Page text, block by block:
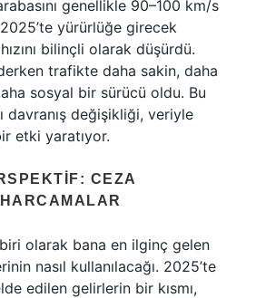
genellikle 90–100 km/s
yürürlüğe girecek
bilinçli olarak düşürdü.
trafikte daha sakin, daha
sosyal bir sürücü oldu. Bu
davranış değişikliği, veriyle
etki yaratıyor.
CEZA
olarak bana en ilginç gelen
nasıl kullanılacağı. 2025’te
edilen gelirlerin bir kısmı,